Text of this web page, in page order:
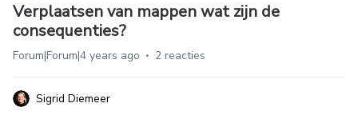
Verplaatsen van mappen wat zijn de
consequenties?
Forum|Forum|4 years ago 2 reacties
Sigrid Diemeer